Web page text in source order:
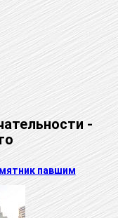
-
павшим